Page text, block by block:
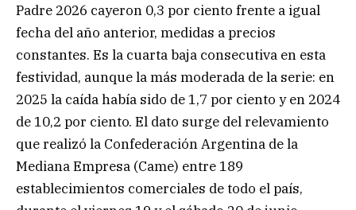
Padre 2026 cayeron 0,3 por ciento frente a igual
fecha del año anterior, medidas a precios
constantes. Es la cuarta baja consecutiva en esta
festividad, aunque la más moderada de la serie: en
2025 la caída había sido de 1,7 por ciento y en 2024
de 10,2 por ciento. El dato surge del relevamiento
que realizó la Confederación Argentina de la
Mediana Empresa (Came) entre 189
establecimientos comerciales de todo el país,